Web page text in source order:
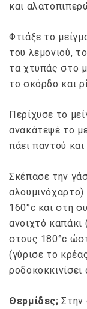
και
Φτιάξε το
του λεμονιού,
τα χτυπάς στο
το σκόρδο και
Περίχυσε το
ανακάτεψέ το
πάει παντού
Σκέπασε την
160°c και στη
ανοιχτό
στους 180°c
(γύρισε το
Θερμίδες; Στην